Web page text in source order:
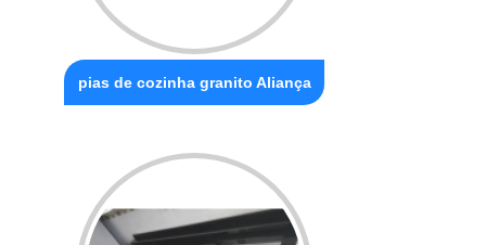
pias de cozinha granito Aliança